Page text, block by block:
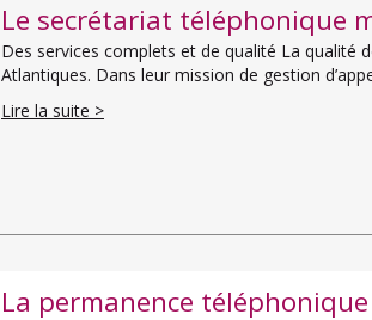
Le secrétariat téléphonique
Des services complets et de qualité La qualité
Atlantiques. Dans leur mission de gestion
Lire la suite >
La permanence